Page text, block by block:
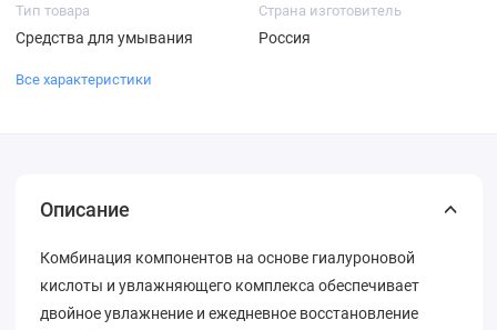
Тип товара
Средства для умывания
Страна изготовитель
Россия
Все характеристики
Описание
Комбинация компонентов на основе гиалуроновой
кислоты и увлажняющего комплекса обеспечивает
двойное увлажнение и ежедневное восстановление